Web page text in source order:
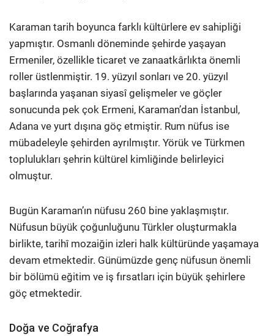
Karaman tarih boyunca farklı kültürlere ev sahipliği
yapmıştır. Osmanlı döneminde şehirde yaşayan
Ermeniler, özellikle ticaret ve zanaatkârlıkta önemli
roller üstlenmiştir. 19. yüzyıl sonları ve 20. yüzyıl
başlarında yaşanan siyasî gelişmeler ve göçler
sonucunda pek çok Ermeni, Karaman’dan İstanbul,
Adana ve yurt dışına göç etmiştir. Rum nüfus ise
mübadeleyle şehirden ayrılmıştır. Yörük ve Türkmen
toplulukları şehrin kültürel kimliğinde belirleyici
olmuştur.
Bugün Karaman’ın nüfusu 260 bine yaklaşmıştır.
Nüfusun büyük çoğunluğunu Türkler oluşturmakla
birlikte, tarihî mozaiğin izleri halk kültüründe yaşamaya
devam etmektedir. Günümüzde genç nüfusun önemli
bir bölümü eğitim ve iş fırsatları için büyük şehirlere
göç etmektedir.
Doğa ve Coğrafya